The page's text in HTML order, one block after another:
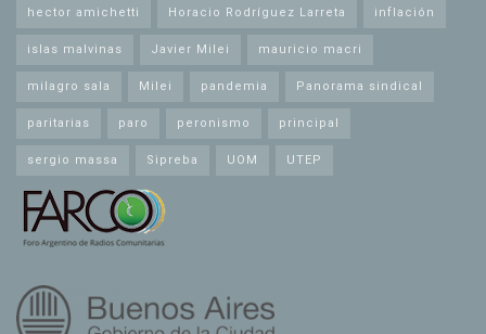
hector amichetti Horacio Rodríguez Larreta inflación
islas malvinas Javier Milei mauricio macri
milagro sala Milei pandemia Panorama sindical
paritarias paro peronismo principal
sergio massa Sipreba UOM UTEP